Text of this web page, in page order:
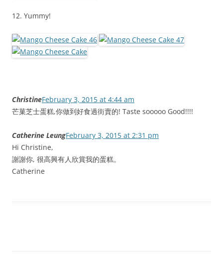
12. Yummy!
ChristineFebruary 3, 2015 at 4:44 am
芒菓芝士蛋糕,你做到好食過街賣的! Taste sooooo Good!!!!
Catherine LeungFebruary 3, 2015 at 2:31 pm
Hi Christine,
謝謝你, 很高興有人欣賞我的蛋糕。
Catherine